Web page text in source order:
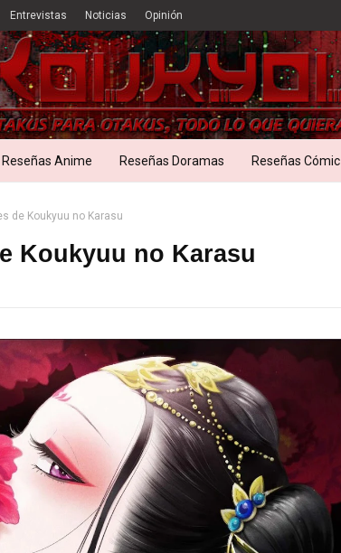
Entrevistas Noticias Opinión
Reseñas Anime Reseñas Doramas Reseñas Cómic
de Koukyuu no Karasu
Koukyuu no Karasu